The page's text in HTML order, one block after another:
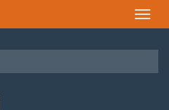
Toggle